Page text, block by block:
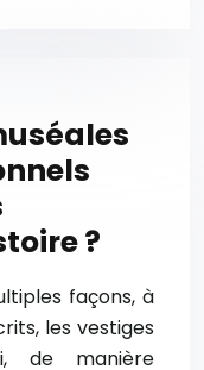
?
façons, à
les vestiges
de manière